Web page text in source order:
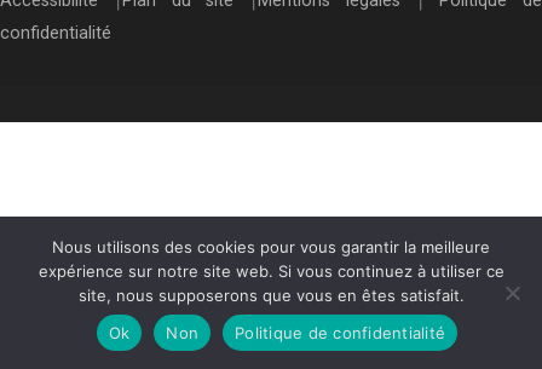
confidentialité
Nous utilisons des cookies pour vous garantir la meilleure
expérience sur notre site web. Si vous continuez à utiliser ce
site, nous supposerons que vous en êtes satisfait.
Ok
Non Politique de confidentialité